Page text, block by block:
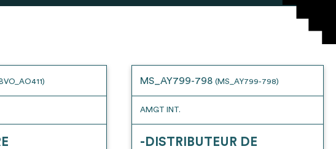
outil d’aide à la conception
modalités et stratégies de
MS_AY799-798 (MS_AY799-798)
AMGT INT.
-DISTRIBUTEUR DE